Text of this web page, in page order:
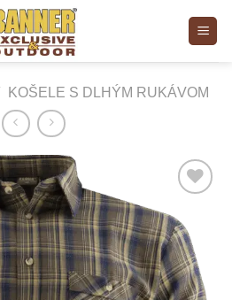
KOŠELE S DLHÝM RUKÁVOM
Wishlist